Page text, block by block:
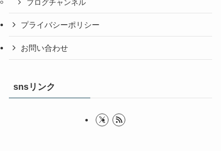
ブログチャンネル
プライバシーポリシー
お問い合わせ
snsリンク